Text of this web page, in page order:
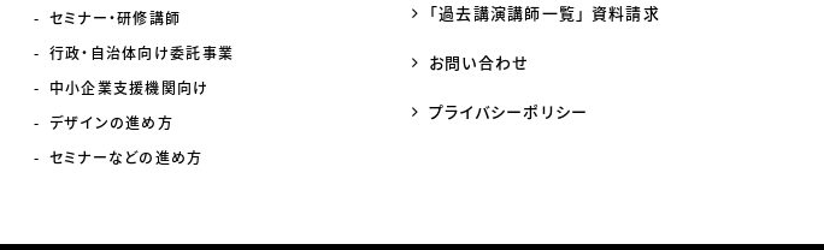
セミナー・研修講師
行政・自治体向け委託事業
中小企業支援機関向け
デザインの進め方
セミナーなどの進め方
「過去講演講師一覧」 資料請求
お問い合わせ
プライバシーポリシー